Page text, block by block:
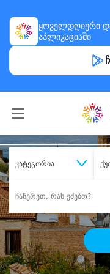
ყოველდღიური
აპლიკაციაში
კატეგორია
შეიძინე